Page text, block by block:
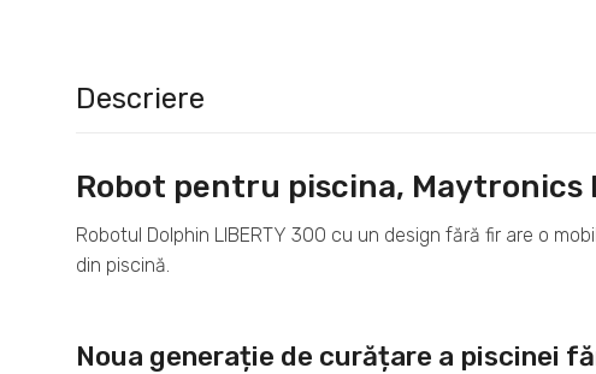
Descriere
Robot pentru piscina, Maytronics
Robotul Dolphin LIBERTY 300 cu un design fără fir are o
din piscină.
Noua generație de curățare a piscinei